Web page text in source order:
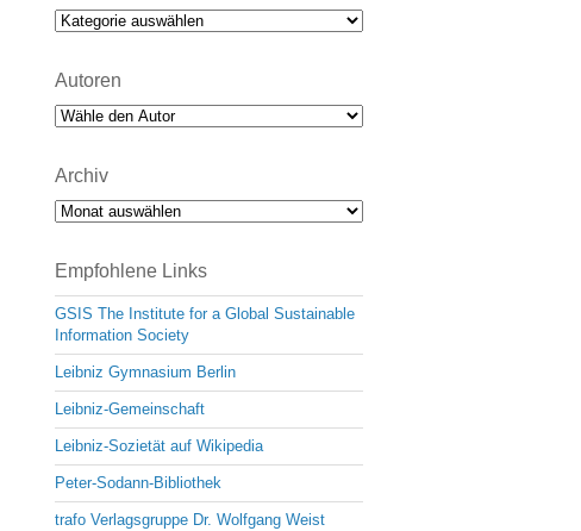
Kategorien
Autoren
Archiv
Archiv
Empfohlene Links
GSIS The Institute for a Global Sustainable
Information Society
Leibniz Gymnasium Berlin
Leibniz-Gemeinschaft
Leibniz-Sozietät auf Wikipedia
Peter-Sodann-Bibliothek
trafo Verlagsgruppe Dr. Wolfgang Weist